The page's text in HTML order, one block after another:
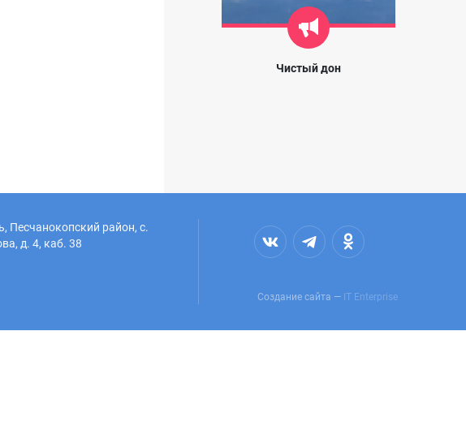
Чистый дон
Песчанокопский район, с.
д. 4, каб. 38
Создание сайта — IT Enterprise